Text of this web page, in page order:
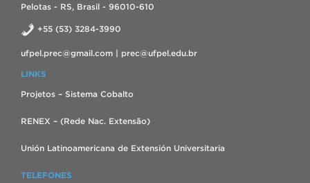
Pelotas - RS, Brasil - 96010-610
+55 (53) 3284-3990
ufpel.prec@gmail.com | prec@ufpel.edu.br
LINKS
Projetos – Sistema Cobalto
RENEX – (Rede Nac. Extensão)
Unión Latinoamericana de Extensión Universitaria
TELEFONES